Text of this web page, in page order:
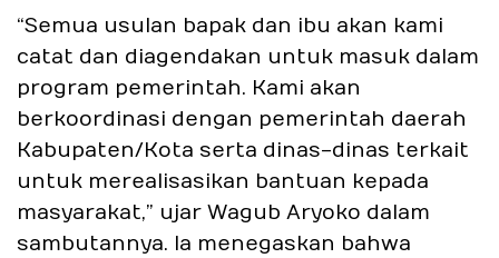
“Semua usulan bapak dan ibu akan kami
catat dan diagendakan untuk masuk dalam
program pemerintah. Kami akan
berkoordinasi dengan pemerintah daerah
Kabupaten/Kota serta dinas-dinas terkait
untuk merealisasikan bantuan kepada
masyarakat,” ujar Wagub Aryoko dalam
sambutannya. Ia menegaskan bahwa